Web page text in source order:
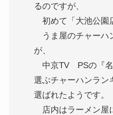
るのですが、
初めて「大池公園
うま屋のチャーハ
が、
中京TV PSの『名
選ぶチャーハンラン
選ばれたようです。
店内はラーメン屋